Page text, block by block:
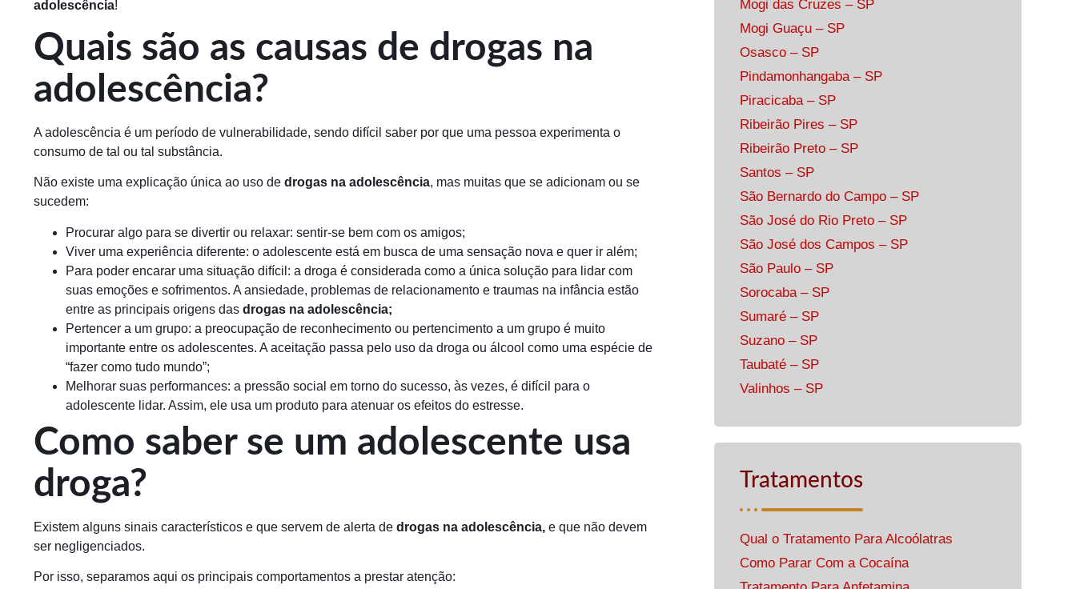
adolescência!
Quais são as causas de drogas na
adolescência?
A adolescência é um período de vulnerabilidade, sendo difícil saber por que uma pessoa experimenta o
consumo de tal ou tal substância.
Não existe uma explicação única ao uso de drogas na adolescência, mas muitas que se adicionam ou se
sucedem:
Procurar algo para se divertir ou relaxar: sentir-se bem com os amigos;
Viver uma experiência diferente: o adolescente está em busca de uma sensação nova e quer ir além;
Para poder encarar uma situação difícil: a droga é considerada como a única solução para lidar com
suas emoções e sofrimentos. A ansiedade, problemas de relacionamento e traumas na infância estão
entre as principais origens das drogas na adolescência;
Pertencer a um grupo: a preocupação de reconhecimento ou pertencimento a um grupo é muito
importante entre os adolescentes. A aceitação passa pelo uso da droga ou álcool como uma espécie de
“fazer como tudo mundo”;
Melhorar suas performances: a pressão social em torno do sucesso, às vezes, é difícil para o
adolescente lidar. Assim, ele usa um produto para atenuar os efeitos do estresse.
Como saber se um adolescente usa
droga?
Existem alguns sinais característicos e que servem de alerta de drogas na adolescência, e que não devem
ser negligenciados.
Por isso, separamos aqui os principais comportamentos a prestar atenção:
Mogi das Cruzes – SP
Mogi Guaçu – SP
Osasco – SP
Pindamonhangaba – SP
Piracicaba – SP
Ribeirão Pires – SP
Ribeirão Preto – SP
Santos – SP
São Bernardo do Campo – SP
São José do Rio Preto – SP
São José dos Campos – SP
São Paulo – SP
Sorocaba – SP
Sumaré – SP
Suzano – SP
Taubaté – SP
Valinhos – SP
Tratamentos
Qual o Tratamento Para Alcoólatras
Como Parar Com a Cocaína